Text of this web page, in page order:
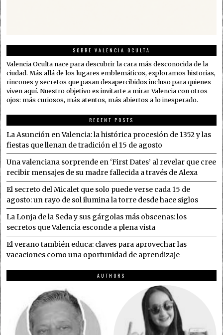
SOBRE VALENCIA OCULTA
Valencia Oculta nace para descubrir la cara más desconocida de la
ciudad. Más allá de los lugares emblemáticos, exploramos historias,
rincones y secretos que pasan desapercibidos incluso para quienes
viven aquí. Nuestro objetivo es invitarte a mirar Valencia con otros
ojos: más curiosos, más atentos, más abiertos a lo inesperado.
RECENT POSTS
La Asunción en Valencia: la histórica procesión de 1352 y las
fiestas que llenan de tradición el 15 de agosto
Una valenciana sorprende en ‘First Dates’ al revelar que cree
recibir mensajes de su madre fallecida a través de Alexa
El secreto del Micalet que solo puede verse cada 15 de
agosto: un rayo de sol ilumina la torre desde hace siglos
La Lonja de la Seda y sus gárgolas más obscenas: los
secretos que Valencia esconde a plena vista
El verano también educa: claves para aprovechar las
vacaciones como una oportunidad de aprendizaje
AUTHORS